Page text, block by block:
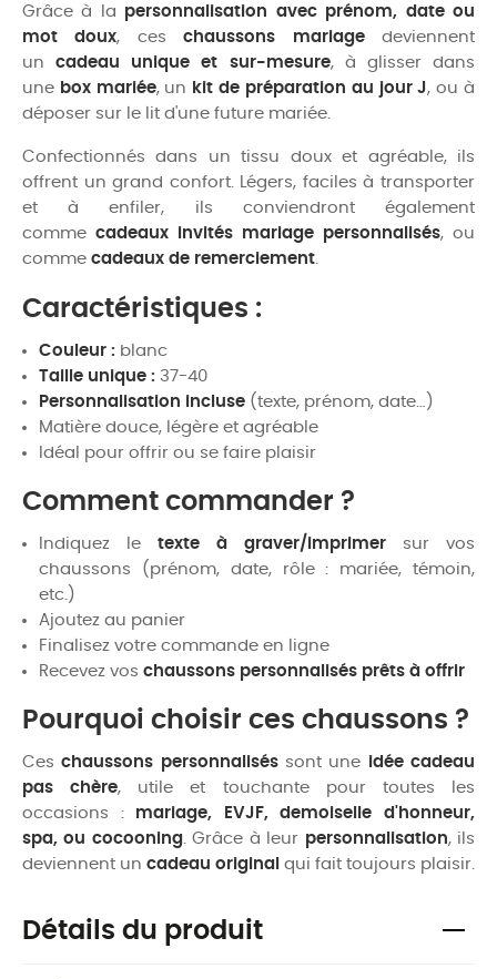
Grâce à la personnalisation avec prénom, date ou
mot doux, ceschaussons mariagedeviennent
uncadeau unique et sur-mesure, à glisser dans
une box mariée, un kit de préparation au jour J, ou à
déposer sur le lit d'une future mariée.
Confectionnés dans un tissu doux et agréable, ils
offrent un grand confort. Légers, faciles à transporter
et à enfiler, ils conviendront également
comme cadeaux invités mariage personnalisés, ou
comme cadeaux de remerciement
Caractéristiques :
Couleur : blanc
Taille unique : 37-40
Personnalisation incluse (texte, prénom, date…)
Matière douce, légère et agréable
Idéal pour offrir ou se faire plaisir
Comment commander ?
Indiquez le texte à graver/imprimer sur vos
chaussons (prénom, date, rôle : mariée, témoin,
etc.)
Ajoutez au panier
Finalisez votre commande en ligne
Recevez vos chaussons personnalisés prêts à offrir
Pourquoi choisir ces chaussons ?
Ceschaussons personnaliséssont une idée cadeau
pas chère, utile et touchante pour toutes les
occasions : mariage, EVJF, demoiselle d'honneur,
spa, ou cocooning. Grâce à leur personnalisation, ils
deviennent un cadeau original qui fait toujours plaisir.
Détails du produit